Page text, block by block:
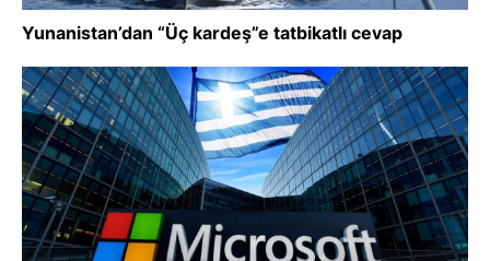
Yunanistan’dan “Üç kardeş”e tatbikatlı cevap